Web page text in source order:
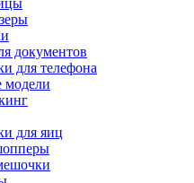
документов
для телефона
модели
для яиц